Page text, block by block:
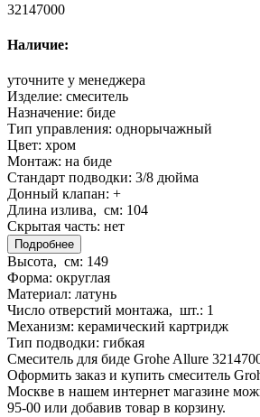
32147000
Наличие:
уточните у менеджера
Изделие: смеситель
Назначение: биде
Тип управления: однорычажный
Цвет: хром
Монтаж: на биде
Стандарт подводки: 3/8 дюйма
Донный клапан: +
Длина излива, см: 104
Скрытая часть: нет
Подробнее
Высота, см: 149
Форма: округлая
Материал: латунь
Число отверстий монтажа, шт.: 1
Механизм: керамический картридж
Тип подводки: гибкая
Смеситель для биде Grohe Allure
Оформить заказ и купить смеситель
Москве в нашем интернет магазине
95-00 или добавив товар в корзину.